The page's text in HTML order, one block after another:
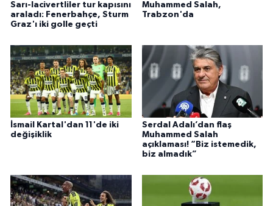
Sarı-lacivertliler tur kapısını
araladı: Fenerbahçe, Sturm
Graz'ı iki golle geçti
Muhammed Salah,
Trabzon'da
İsmail Kartal'dan 11'de iki
değişiklik
Serdal Adalı’dan flaş
Muhammed Salah
açıklaması! “Biz istemedik,
biz almadık”